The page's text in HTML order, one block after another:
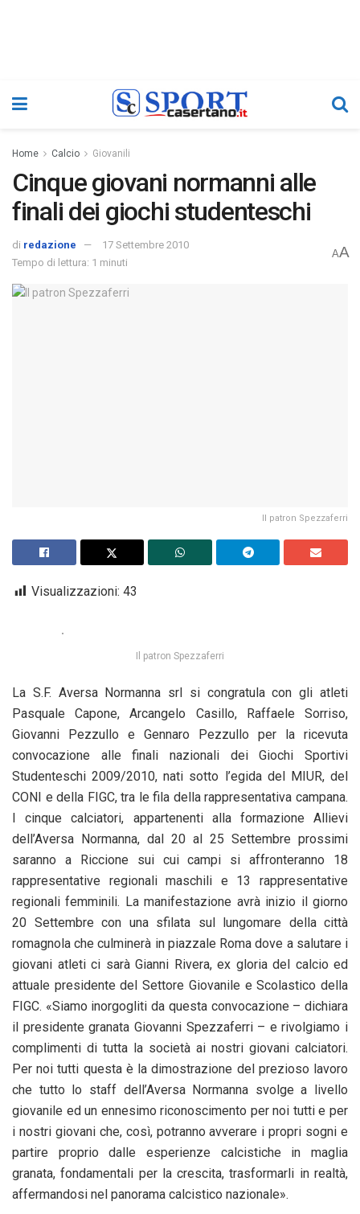
Home Calcio Giovanili
Cinque giovani normanni alle
finali dei giochi studenteschi
di redazione
17 Settembre 2010
Tempo di lettura: 1 minuti
AA
Il patron Spezzaferri
Visualizzazioni: 43
Il patron Spezzaferri
La S.F. Aversa Normanna srl si congratula con gli atleti
Pasquale Capone, Arcangelo Casillo, Raffaele Sorriso,
Giovanni Pezzullo e Gennaro Pezzullo per la ricevuta
convocazione alle finali nazionali dei Giochi Sportivi
Studenteschi 2009/2010, nati sotto l’egida del MIUR, del
CONI e della FIGC, tra le fila della rappresentativa campana.
I cinque calciatori, appartenenti alla formazione Allievi
dell’Aversa Normanna, dal 20 al 25 Settembre prossimi
saranno a Riccione sui cui campi si affronteranno 18
rappresentative regionali maschili e 13 rappresentative
regionali femminili. La manifestazione avrà inizio il giorno
20 Settembre con una sfilata sul lungomare della città
romagnola che culminerà in piazzale Roma dove a salutare i
giovani atleti ci sarà Gianni Rivera, ex gloria del calcio ed
attuale presidente del Settore Giovanile e Scolastico della
FIGC. «Siamo inorgogliti da questa convocazione – dichiara
il presidente granata Giovanni Spezzaferri – e rivolgiamo i
complimenti di tutta la società ai nostri giovani calciatori.
Per noi tutti questa è la dimostrazione del prezioso lavoro
che tutto lo staff dell’Aversa Normanna svolge a livello
giovanile ed un ennesimo riconoscimento per noi tutti e per
i nostri giovani che, così, potranno avverare i propri sogni e
partire proprio dalle esperienze calcistiche in maglia
granata, fondamentali per la crescita, trasformarli in realtà,
affermandosi nel panorama calcistico nazionale».